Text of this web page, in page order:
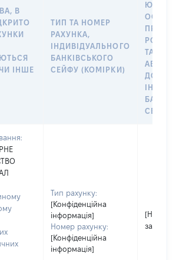
В
ІНШЕ
ТИП ТА НОМЕР
РАХУНКА,
ІНДИВІДУАЛЬНОГО
БАНКІВСЬКОГО
СЕЙФУ (КОМІРКИ)
ПРАВО
ТАКИМ
АБО
ДО
СЕЙФУ
Тип рахунку:
[Конфіденційна
інформація]
Номер рахунку:
[Конфіденційна
інформація]
[Не